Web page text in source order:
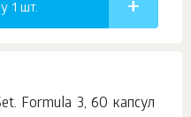
1 шт.